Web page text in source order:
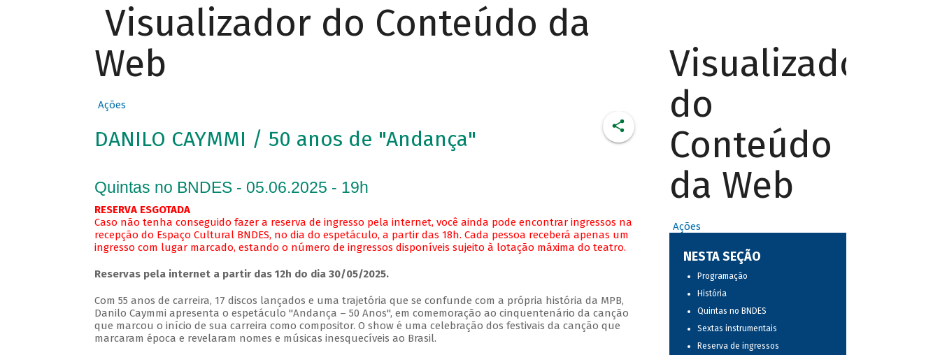
Visualizador do Conteúdo da
Web
Ações
DANILO CAYMMI / 50 anos de "Andança"
Quintas no BNDES - 05.06.2025 - 19h
RESERVA ESGOTADA
Caso não tenha conseguido fazer a reserva de ingresso pela internet, você ainda pode encontrar ingressos na
recepção do Espaço Cultural BNDES, no dia do espetáculo, a partir das 18h. Cada pessoa receberá apenas um
ingresso com lugar marcado, estando o número de ingressos disponíveis sujeito à lotação máxima do teatro.
Reservas pela internet a partir das 12h do dia 30/05/2025.
Com 55 anos de carreira, 17 discos lançados e uma trajetória que se confunde com a própria história da MPB,
Danilo Caymmi apresenta o espetáculo "Andança – 50 Anos", em comemoração ao cinquentenário da canção
que marcou o início de sua carreira como compositor. O show é uma celebração dos festivais da canção que
marcaram época e revelaram nomes e músicas inesquecíveis ao Brasil.
Visualizador
do
Conteúdo
da Web
Ações
NESTA SEÇÃO
Programação
História
Quintas no BNDES
Sextas instrumentais
Reserva de ingressos